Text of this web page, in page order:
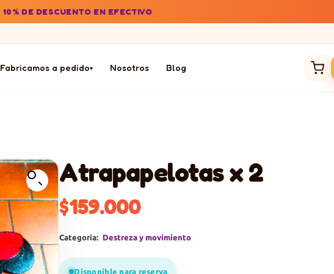
10% DE DESCUENTO EN EFECTIVO
Fabricamos a pedido▾ Nosotros Blog
Atrapapelotas x 2
$159.000
Categoría: Destreza y movimiento
Disponible para reserva